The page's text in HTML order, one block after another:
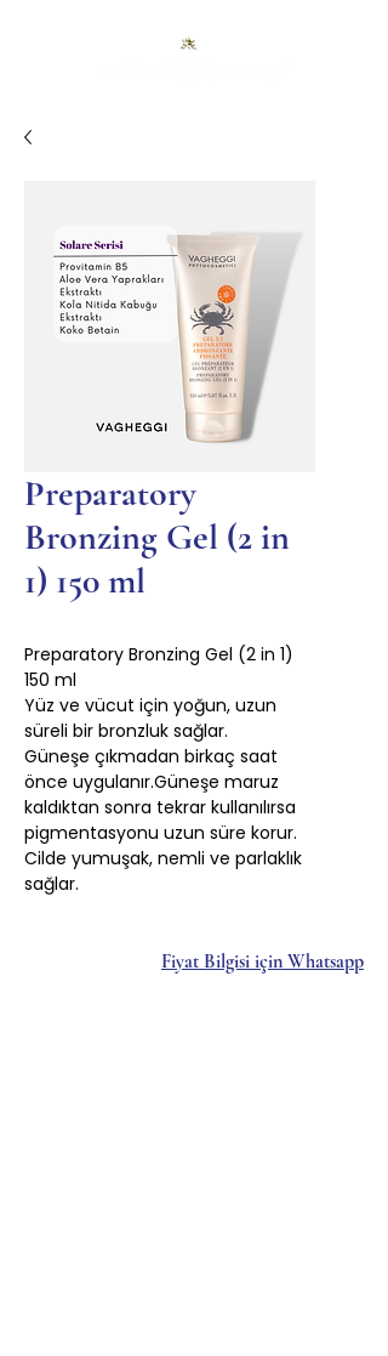
Preparatory
Bronzing Gel (2 in
1) 150 ml
Preparatory Bronzing Gel (2 in 1)
150 ml
Yüz ve vücut için yoğun, uzun
süreli bir bronzluk sağlar.
Güneşe çıkmadan birkaç saat
önce uygulanır.Güneşe maruz
kaldıktan sonra tekrar kullanılırsa
pigmentasyonu uzun süre korur.
Cilde yumuşak, nemli ve parlaklık
sağlar.
Fiyat Bilgisi için Whatsapp